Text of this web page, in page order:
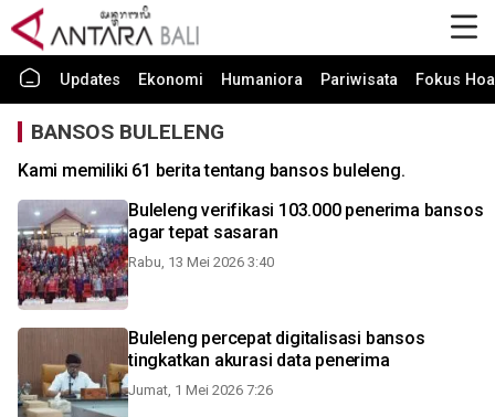
Updates Ekonomi Humaniora Pariwisata Fokus
BANSOS BULELENG
Kami memiliki 61 berita tentang bansos buleleng.
Buleleng verifikasi 103.000 penerima bansos
agar tepat sasaran
Rabu, 13 Mei 2026 3:40
Buleleng percepat digitalisasi bansos
tingkatkan akurasi data penerima
Jumat, 1 Mei 2026 7:26